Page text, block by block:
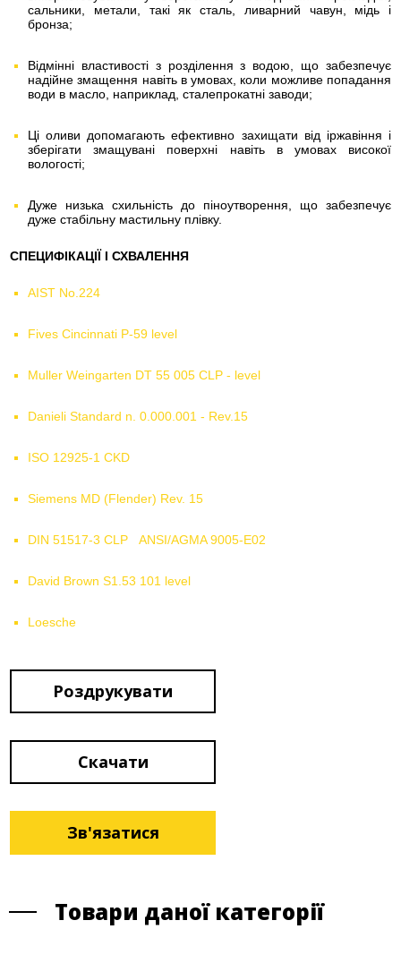
сальники, метали, такі як сталь, ливарний чавун, мідь і
бронза;
Відмінні властивості з розділення з водою, що забезпечує
надійне змащення навіть в умовах, коли можливе попадання
води в масло, наприклад, сталепрокатні заводи;
Ці оливи допомагають ефективно захищати від іржавіння і
зберігати змащувані поверхні навіть в умовах високої
вологості;
Дуже низька схильність до піноутворення, що забезпечує
дуже стабільну мастильну плівку.
СПЕЦИФІКАЦІЇ І СХВАЛЕННЯ
AIST No.224
Fives Cincinnati P-59 level
Muller Weingarten DT 55 005 CLP - level
Danieli Standard n. 0.000.001 - Rev.15
ISO 12925-1 CKD
Siemens MD (Flender) Rev. 15
DIN 51517-3 CLP ANSI/AGMA 9005-E02
David Brown S1.53 101 level
Loesche
Роздрукувати
Скачати
Зв'язатися
Товари даної категорії